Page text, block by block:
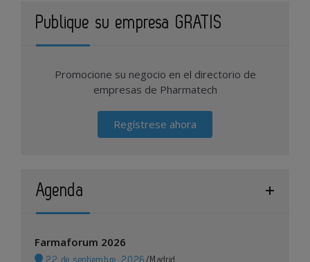
Publique su empresa GRATIS
Promocione su negocio en el directorio de
empresas de Pharmatech
Regístrese ahora
Agenda
Farmaforum 2026